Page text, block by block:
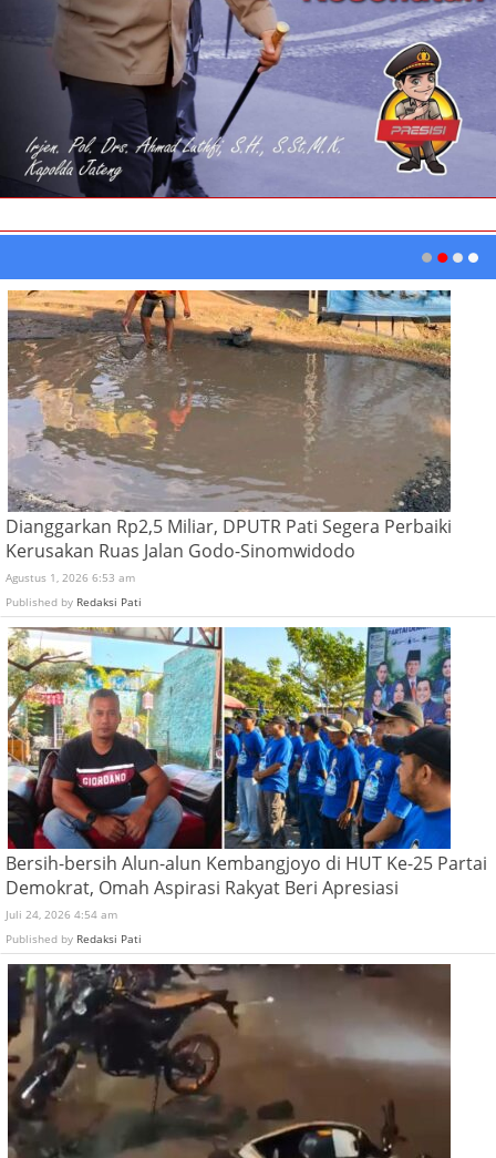
Dianggarkan Rp2,5 Miliar, DPUTR Pati Segera Perbaiki
Kerusakan Ruas Jalan Godo-Sinomwidodo
Agustus 1, 2026 6:53 am
Published by Redaksi Pati
Bersih-bersih Alun-alun Kembangjoyo di HUT Ke-25 Partai
Demokrat, Omah Aspirasi Rakyat Beri Apresiasi
Juli 24, 2026 4:54 am
Published by Redaksi Pati